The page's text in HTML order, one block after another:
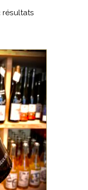
résultats
ni
libre
de
de
Pinot